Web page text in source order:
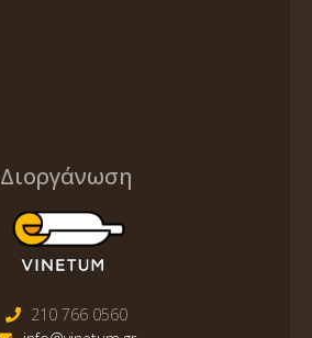
Διοργάνωση
210 766 0560